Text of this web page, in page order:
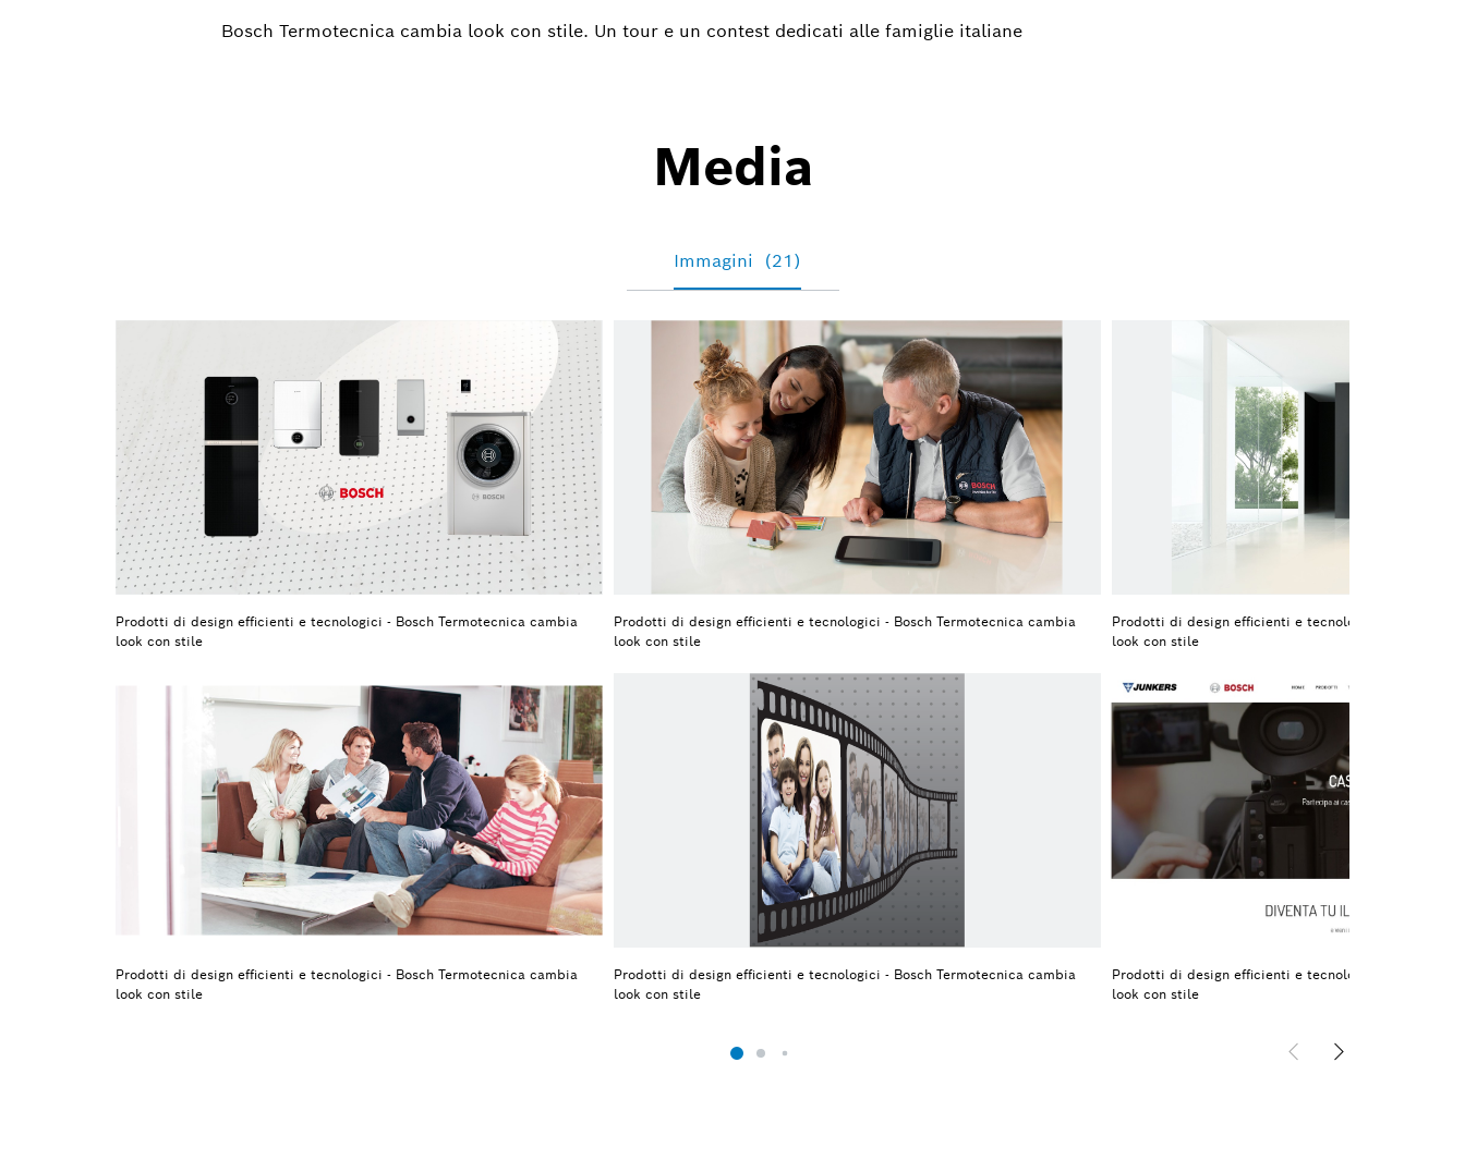
Press Office & Public Relations
Bosch Termotecnica cambia look con stile. Un tour e un contest dedicati alle famiglie italiane
Media
Immagini (21)
Prodotti di design efficienti e tecnologici - Bosch Termotecnica cambia
look con stile
Prodotti di design efficienti e tecnologici - Bosch Termotecnica cambia
look con stile
Prodotti di design efficienti e tecnologici - Bosch Termotecnica cambia
look con stile
Prodotti di design efficienti e tecnologici - Bosch Termotecnica cambia
look con stile
Prodotti di design efficienti e tecnologici - Bosch
look con stile
Prodotti di design efficienti e tecnologici - Bosch
look con stile